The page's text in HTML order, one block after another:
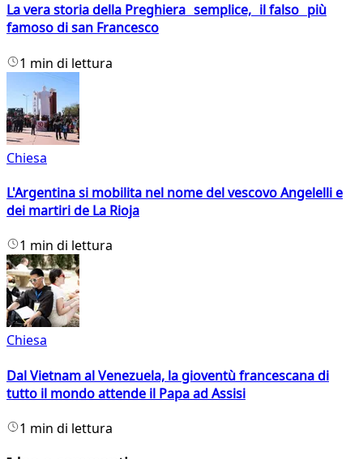
La vera storia della Preghiera semplice, il falso più
famoso di san Francesco
1 min di lettura
Chiesa
L'Argentina si mobilita nel nome del vescovo Angelelli e
dei martiri de La Rioja
1 min di lettura
Chiesa
Dal Vietnam al Venezuela, la gioventù francescana di
tutto il mondo attende il Papa ad Assisi
1 min di lettura